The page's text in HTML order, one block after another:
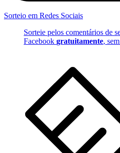
Sorteio em Redes Sociais
Sorteie pelos comentários de
Facebook gratuitamente,